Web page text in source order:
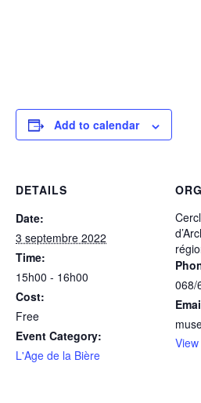
Add to calendar
DETAILS
Date:
3 septembre 2022
Time:
15h00 - 16h00
Cost:
Free
Event Category:
L'Age de la Bière
068/